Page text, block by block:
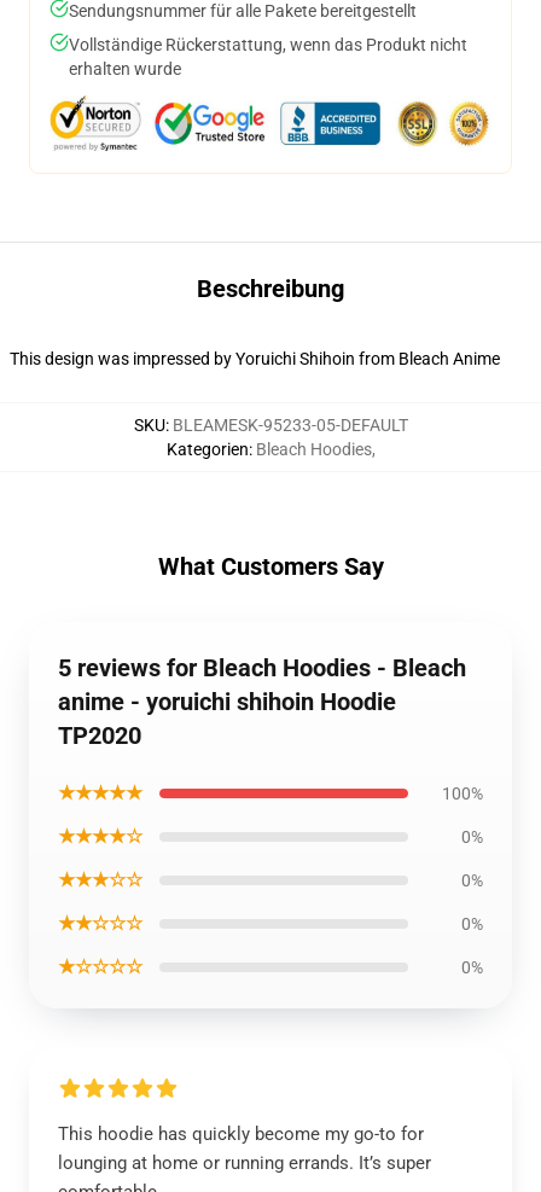
Sendungsnummer für alle Pakete bereitgestellt
Vollständige Rückerstattung, wenn das Produkt nicht
erhalten wurde
Beschreibung
This design was impressed by Yoruichi Shihoin from Bleach Anime
SKU: BLEAMESK-95233-05-DEFAULT
Kategorien: Bleach Hoodies,
What Customers Say
5 reviews for Bleach Hoodies - Bleach
anime - yoruichi shihoin Hoodie
TP2020
★★★★★ 100%
★★★★☆ 0%
★★★☆☆ 0%
★★☆☆☆ 0%
★☆☆☆☆ 0%
This hoodie has quickly become my go-to for
lounging at home or running errands. It’s super